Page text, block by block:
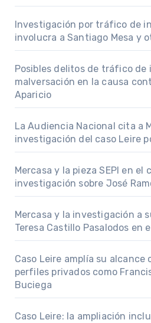
Investigación por tráfico de
involucra a Santiago Mesa y
Posibles delitos de tráfico
malversación en la causa
Aparicio
La Audiencia Nacional cita a
investigación del caso Leire
Mercasa y la pieza SEPI en el
investigación sobre José
Mercasa y la investigación a
Teresa Castillo Pasalodos en
Caso Leire amplía su alcance
perfiles privados como
Buciega
Caso Leire: la ampliación